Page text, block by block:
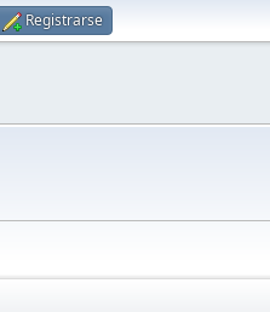
Registrarse